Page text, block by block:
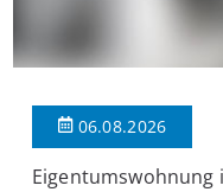
06.08.2026